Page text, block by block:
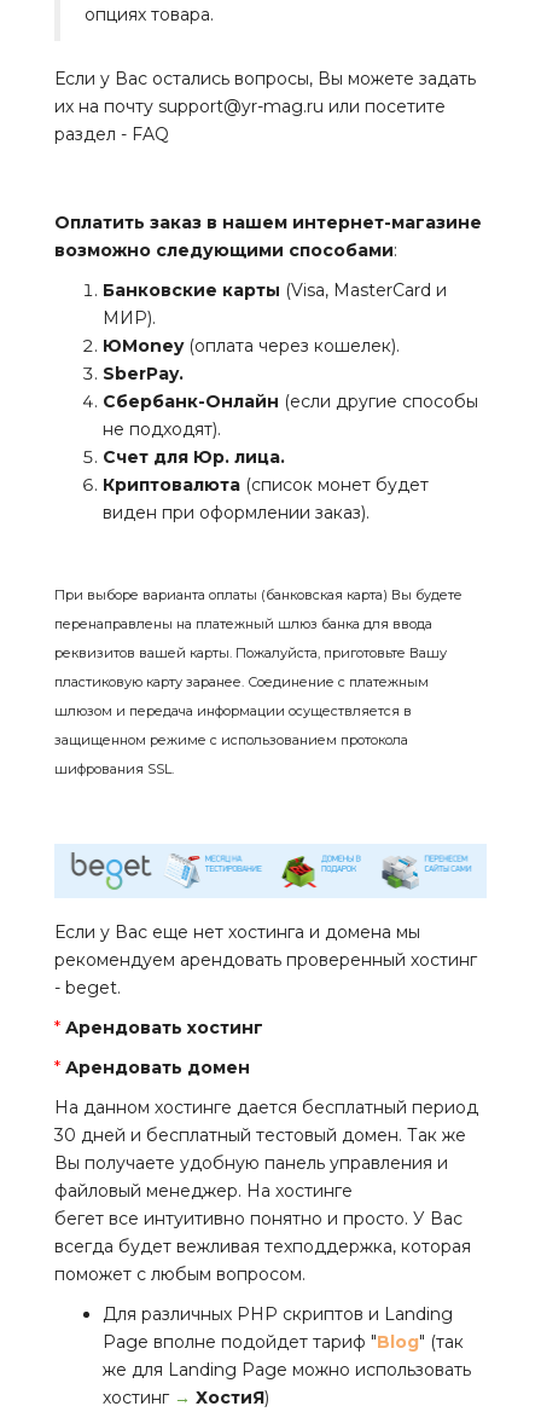
опциях товара.
Если у Вас остались вопросы, Вы можете задать
их на почту support@yr-mag.ru или посетите
раздел - FAQ
Оплатить заказ в нашем интернет-магазине
возможно следующими способами:
Банковские карты (Visa, MasterCard и
МИР).
ЮMoney(оплата через кошелек).
SberPay.
Сбербанк-Онлайн (если другие способы
не подходят).
Счет для Юр. лица.
Криптовалюта (список монет будет
виден при оформлении заказ).
При выборе варианта оплаты (банковская карта) Вы будете
перенаправлены на платежный шлюз банка для ввода
реквизитов вашей карты. Пожалуйста, приготовьте Вашу
пластиковую карту заранее. Соединение с платежным
шлюзом и передача информации осуществляется в
защищенном режиме с использованием протокола
шифрования SSL.
Если у Вас еще нет хостинга и домена мы
рекомендуем арендовать проверенный хостинг
- beget.
* Арендовать хостинг
* Арендовать домен
На данном хостинге дается бесплатный период
30 дней и бесплатный тестовый домен. Так же
Вы получаете удобную панель управления и
файловый менеджер. На хостинге
бегет все интуитивно понятно и просто. У Вас
всегда будет вежливая техподдержка, которая
поможет с любым вопросом.
Для различных PHP скриптов и Landing
Page вполне подойдет тариф "Blog" (так
же для Landing Page можно использовать
хостинг → ХостиЯ)